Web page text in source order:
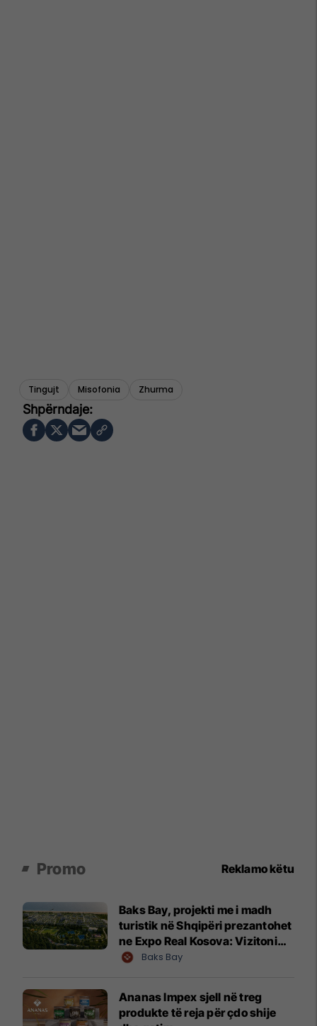
Tingujt Misofonia Zhurma
Promo Reklamo këtu
Baks Bay, projekti me i madh
turistik në Shqipëri prezantohet
ne Expo Real Kosova: Vizitoni
shtandin dhe zbuloni
Baks Bay
Ananas Impex sjell në treg
produkte të reja për çdo shije